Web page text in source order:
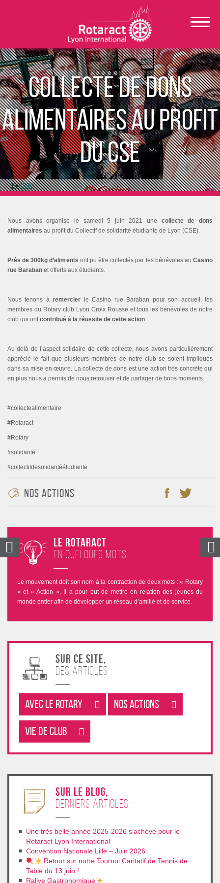
Collecte de dons
alimentaires au profit
du CSE
Nous avons organisé le samedi 5 juin 2021 une collecte de dons
alimentaires au profit du Collectif de solidarité étudiante de Lyon (CSE).
Près de 300kg d’aliments ont pu être collectés par les bénévoles au Casino
rue Baraban et offerts aux étudiants.
Nous tenons àremercier le Casino rue Baraban pour son accueil, les
membres du Rotary club Lyon Croix Rousse et tous les bénévoles de notre
club qui ontcontribué à la réussite de cette action.
Au delà de l’aspect solidaire de cette collecte, nous avons particulièrement
apprécié le fait que plusieurs membres de notre club se soient impliqués
dans sa mise en œuvre. La collecte de dons est une action très concrète qui
en plus nous a permis de nous retrouver et de partager de bons moments.
#collectealimentaire
#Rotaract
#Rotary
#solidarité
#collectifdesolidaritéétudiante
Nos Actions
Le Rotaract
en quelques mots
Le mouvement doit son nom à la contraction de deux mots : « Rotary
» et « Action ». Il a pour but de mettre en relation des jeunes du
monde entier afin de développer un réseau d’amitié et de service.
Sur ce site,
des articles :
Avec le rotary Nos Actions
Vie de club
sur le blog,
derniers articles :
Une très belle année 2025-2026 s’achève pour le
Rotaract Lyon International
Convention Nationale Lille – Juin 2026
Retour sur notre Tournoi Caritatif de Tennis de
Table du 13 juin !
Rallye Gastronomique